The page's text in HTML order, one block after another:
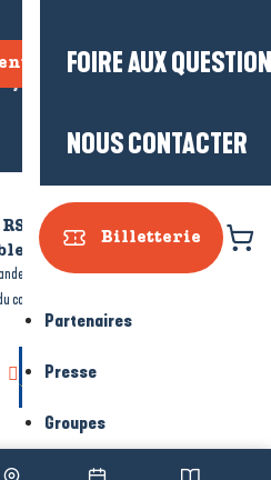
FOIRE AUX
NOUS CONTACTER
Billetterie
Partenaires
Presse
Groupes
venir ?
Qui sommes-nous ?
tourisme-Mentions légales-
consentement